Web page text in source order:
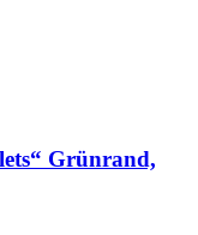
Grünrand,